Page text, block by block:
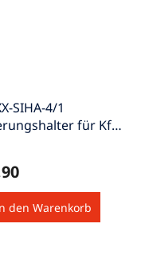
SIHA-4/1
für Kfz-
den Warenkorb